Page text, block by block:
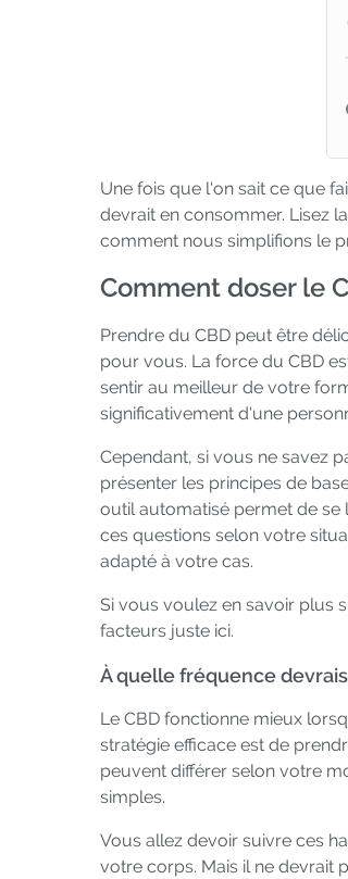
Une fois que l'on sait ce que
devrait en consommer. Lisez
comment nous simplifions le
Comment doser le
Prendre du CBD peut être
pour vous. La force du CBD
sentir au meilleur de votre
significativement d'une
Cependant, si vous ne savez
présenter les principes de
outil automatisé permet de se
ces questions selon votre
adapté à votre cas.
Si vous voulez en savoir plus
facteurs juste ici.
À quelle fréquence
Le CBD fonctionne mieux
stratégie efficace est de
peuvent différer selon votre
simples.
Vous allez devoir suivre ces
votre corps. Mais il ne devrait